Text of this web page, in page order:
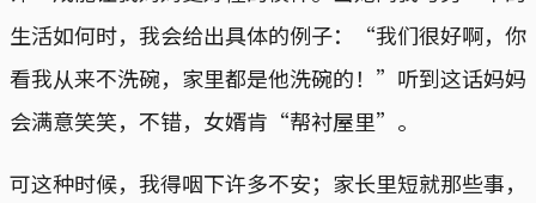
生活如何时，我会给出具体的例子：“我们很好啊，你
看我从来不洗碗，家里都是他洗碗的！”听到这话妈妈
会满意笑笑，不错，女婿肯“帮衬屋里”。
可这种时候，我得咽下许多不安；家长里短就那些事，